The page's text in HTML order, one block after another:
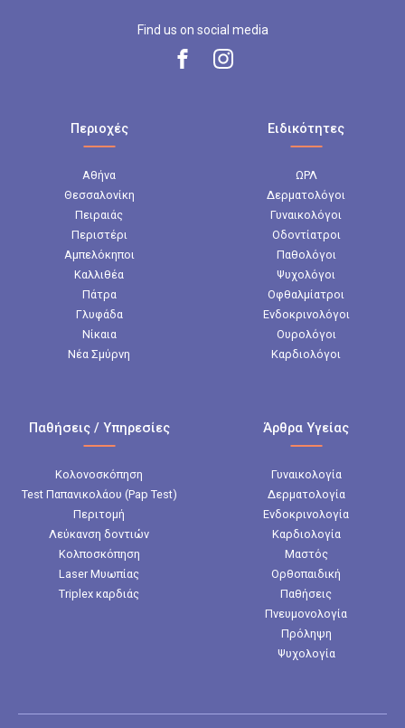
Find us on social media
Περιοχές
Αθήνα
Θεσσαλονίκη
Πειραιάς
Περιστέρι
Αμπελόκηποι
Καλλιθέα
Πάτρα
Γλυφάδα
Νίκαια
Νέα Σμύρνη
Ειδικότητες
ΩΡΛ
Δερματολόγοι
Γυναικολόγοι
Οδοντίατροι
Παθολόγοι
Ψυχολόγοι
Οφθαλμίατροι
Ενδοκρινολόγοι
Ουρολόγοι
Καρδιολόγοι
Παθήσεις / Υπηρεσίες
Κολονοσκόπηση
Test Παπανικολάου (Pap Test)
Περιτομή
Λεύκανση δοντιών
Κολποσκόπηση
Laser Μυωπίας
Triplex καρδιάς
Άρθρα Υγείας
Γυναικολογία
Δερματολογία
Ενδοκρινολογία
Καρδιολογία
Μαστός
Ορθοπαιδική
Παθήσεις
Πνευμονολογία
Πρόληψη
Ψυχολογία